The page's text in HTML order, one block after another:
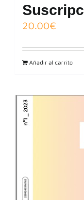
20.00€
Añadir al carrito